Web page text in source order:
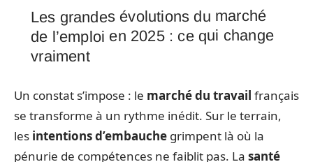
Les grandes évolutions du marché
de l’emploi en 2025 : ce qui change
vraiment
Un constat s’impose : le marché du travail français
se transforme à un rythme inédit. Sur le terrain,
les intentions d’embauche grimpent là où la
pénurie de compétences ne faiblit pas. La santé